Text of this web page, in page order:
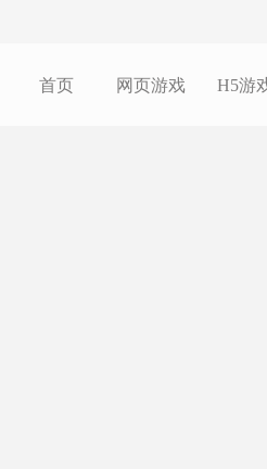
首页 网页游戏 H5游